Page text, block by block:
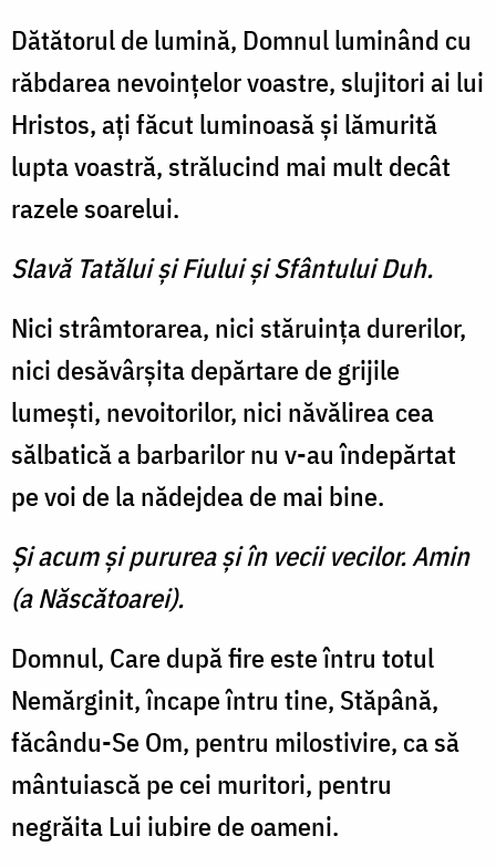
Dătătorul de lumină, Domnul luminând cu
răbdarea nevoinţelor voastre, slujitori ai lui
Hristos, aţi făcut luminoasă şi lămurită
lupta voastră, strălucind mai mult decât
razele soarelui.
Slavă Tatălui şi Fiului şi Sfântului Duh.
Nici strâmtorarea, nici stăru­inţa durerilor,
nici desăvârşita depărtare de grijile
lumeşti, nevoitorilor, nici năvălirea cea
sălbatică a barbarilor nu v-au îndepărtat
pe voi de la nădejdea de mai bine.
Şi acum şi pururea şi în vecii vecilor. Amin
(a Născătoarei).
Domnul, Care după fire este întru totul
Nemărginit, încape întru tine, Stăpână,
făcându-Se Om, pentru milostivire, ca să
mântuiască pe cei muritori, pentru
negrăita Lui iubire de oameni.